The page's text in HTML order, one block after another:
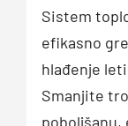
Sistem
efikasno
hlađenje
Smanjite
poboljšanu,